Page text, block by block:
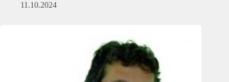
11.10.2024